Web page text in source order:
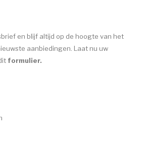
en blijf altijd op de hoogte van het
aanbiedingen. Laat nu uw
formulier.